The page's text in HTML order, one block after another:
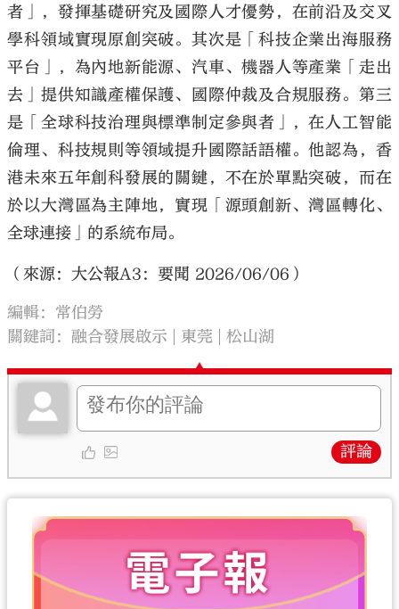
者」，發揮基礎研究及國際人才優勢，在前沿及交叉
學科領域實現原創突破。其次是「科技企業出海服務
平台」，為內地新能源、汽車、機器人等產業「走出
去」提供知識產權保護、國際仲裁及合規服務。第三
是「全球科技治理與標準制定參與者」，在人工智能
倫理、科技規則等領域提升國際話語權。他認為，香
港未來五年創科發展的關鍵，不在於單點突破，而在
於以大灣區為主陣地，實現「源頭創新、灣區轉化、
全球連接」的系統布局。
（來源：大公報A3：要聞 2026/06/06）
編輯：常伯勞
關鍵詞：融合發展啟示 東莞 松山湖
評論